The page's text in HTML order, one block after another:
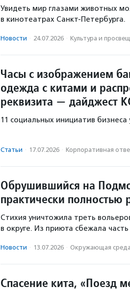
Увидеть мир глазами животных
в кинотеатрах Санкт-Петербурга.
Новости · 24.07.2026 · Культура и
Часы с изображением
одежда с китами и
реквизита — дайджест
11 социальных инициатив
Статьи · 17.07.2026 · Корпоративная
Обрушившийся на
практически
Стихия уничтожила треть
в округе. Из приюта сбежала
Новости · 13.07.2026 · Окружающая среда
Спасение кита, «Поезд